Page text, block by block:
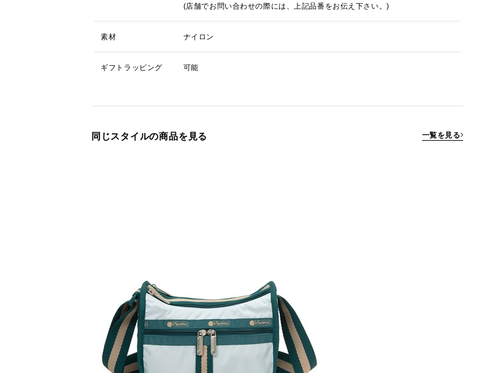
(店舗でお問い合わせの際には、上記品番をお伝え下さい。)
素材 ナイロン
ギフトラッピング 可能
同じスタイルの商品を見る 一覧を見る